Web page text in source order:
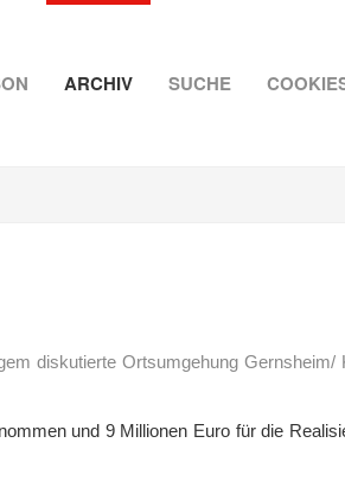
ARCHIV SUCHE
diskutierte Ortsumgehung Gernsheim/
und 9 Millionen Euro für die